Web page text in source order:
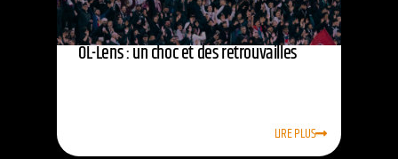
OL-Lens : un choc et des retrouvailles
LIRE PLUS